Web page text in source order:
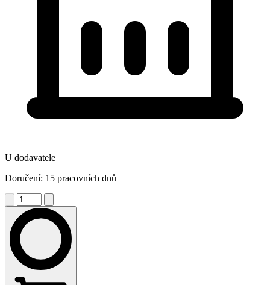
U dodavatele
Doručení: 15 pracovních dnů